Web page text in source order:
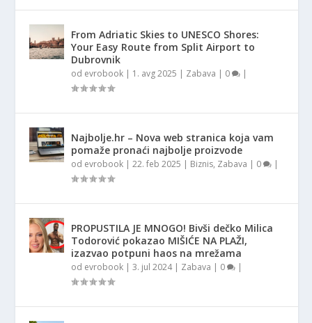
From Adriatic Skies to UNESCO Shores:
Your Easy Route from Split Airport to
Dubrovnik
od evrobook | 1. avg 2025 | Zabava | 0 |
Najbolje.hr – Nova web stranica koja vam
pomaže pronaći najbolje proizvode
od evrobook |22. feb 2025 | Biznis, Zabava | 0 |
PROPUSTILA JE MNOGO! Bivši dečko Milica
Todorović pokazao MIŠIĆE NA PLAŽI,
izazvao potpuni haos na mrežama
od evrobook |3. jul 2024| Zabava | 0 |